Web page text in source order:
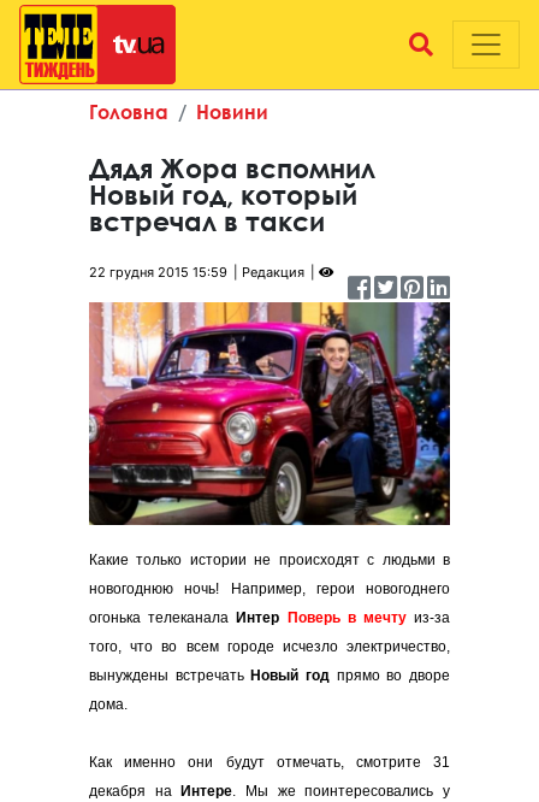
Головна Новини
Дядя Жора вспомнил
Новый год, который
встречал в такси
22 грудня 2015 15:59 Редакция
Какие только истории не происходят с людьми в
новогоднюю ночь! Например, герои новогоднего
огонька телеканала Интер Поверь в мечту из-за
того, что во всем городе исчезло электричество,
вынуждены встречатьНовый год прямо во дворе
дома.
Как именно они будут отмечать, смотрите 31
декабря на
Интере. Мы же поинтересовались у